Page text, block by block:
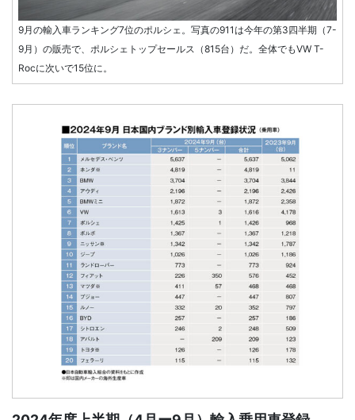
9月の輸入車ランキング7位のポルシェ。写真の911は今年の第3四半期（7-
9月）の販売で、ポルシェトップセールス（815台）だ。全体でもVW T-
Rocに次いで15位に。